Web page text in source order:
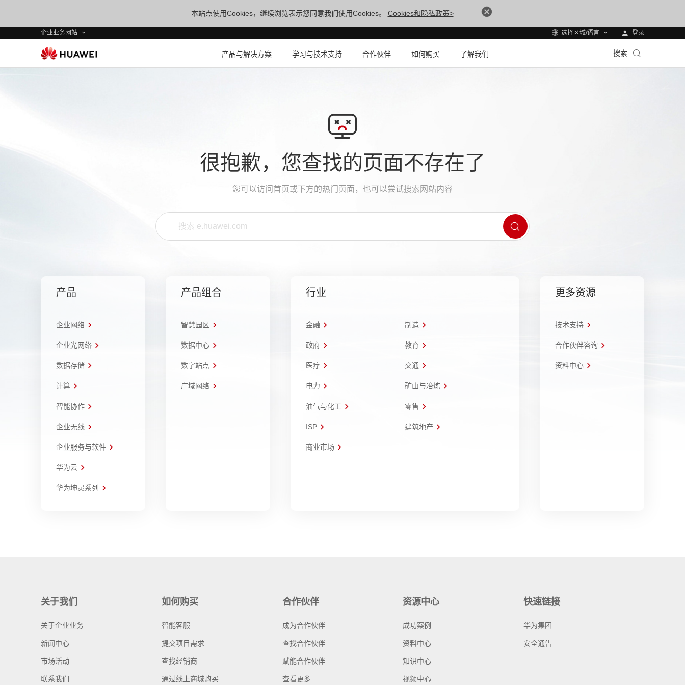
本站点使用Cookies，继续浏览表示您同意我们使用Cookies。 Cookies和隐私政策>
企业业务网站 选择区域/语言 登录
产品与解决方案 学习与技术支持 合作伙伴 如何购买 了解我们 搜索
很抱歉，您查找的页面不存在了
您可以访问 首页或下方的热门页面，也可以尝试搜索网站内容
产品
企业网络
企业光网络
数据存储
计算
智能协作
企业无线
企业服务与软件
华为云
华为坤灵系列
产品组合
智慧园区
数据中心
数字站点
广域网络
行业
金融 制造
政府 教育
医疗 交通
电力 矿山与冶炼
油气与化工 零售
ISP 建筑地产
商业市场
更多资源
技术支持
合作伙伴咨询
资料中心
关于我们
关于企业业务
新闻中心
市场活动
联系我们
如何购买
智能客服
提交项目需求
查找经销商
通过线上商城购买
合作伙伴
成为合作伙伴
查找合作伙伴
赋能合作伙伴
查看更多
资源中心
成功案例
资料中心
知识中心
视频中心
快速链接
华为集团
安全通告